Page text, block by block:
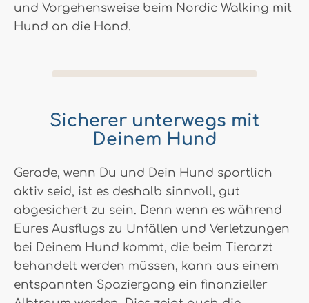
und Vorgehensweise beim Nordic Walking mit
Hund an die Hand.
Sicherer unterwegs mit
Deinem Hund
Gerade, wenn Du und Dein Hund sportlich
aktiv seid, ist es deshalb sinnvoll, gut
abgesichert zu sein. Denn wenn es während
Eures Ausflugs zu Unfällen und Verletzungen
bei Deinem Hund kommt, die beim Tierarzt
behandelt werden müssen, kann aus einem
entspannten Spaziergang ein finanzieller